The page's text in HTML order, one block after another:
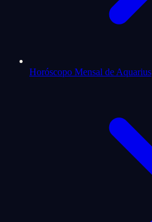
Horóscopo Mensal de Aquarius